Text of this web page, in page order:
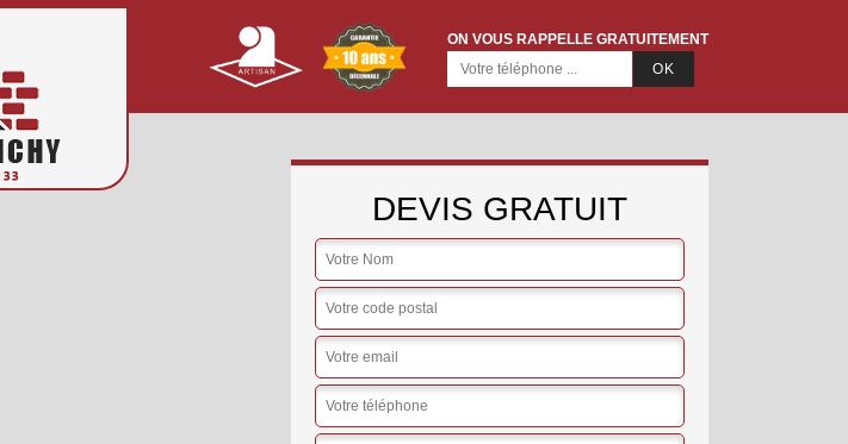
ON VOUS RAPPELLE GRATUITEMENT
DEVIS GRATUIT